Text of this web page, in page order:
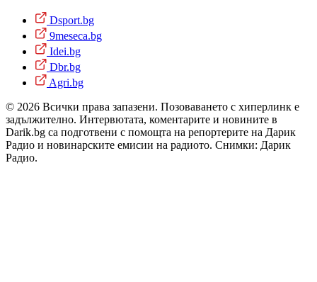
Dsport.bg
9meseca.bg
Idei.bg
Dbr.bg
Agri.bg
© 2026 Всички права запазени. Позоваването с хиперлинк е
задължително. Интервютата, коментарите и новините в
Darik.bg са подготвени с помощта на репортерите на Дарик
Радио и новинарските емисии на радиото. Снимки: Дарик
Радио.